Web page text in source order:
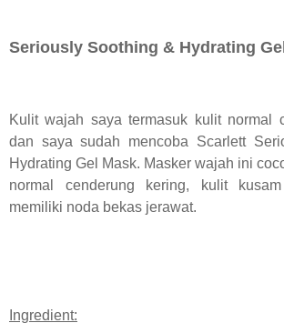
Seriously Soothing & Hydrating
Kulit wajah saya termasuk kulit normal
dan saya sudah mencoba Scarlett
Hydrating Gel Mask. Masker wajah ini
normal cenderung kering, kulit
memiliki noda bekas jerawat.
Ingredient: